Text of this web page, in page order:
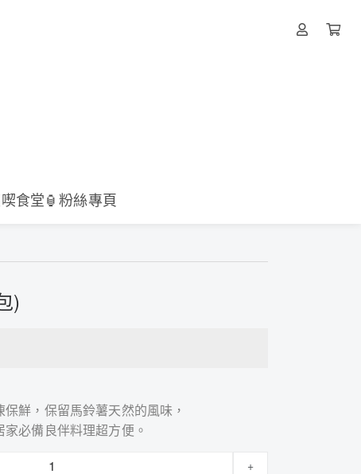
食堂🏮粉絲專頁
)
鮮，保留馬鈴薯天然的風味，
必備良伴料理超方便。
+